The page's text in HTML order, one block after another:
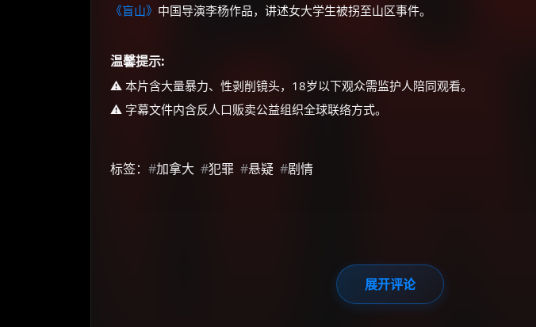
《盲山》 中国导演李杨作品，讲述女大学生被拐至山区事件。
温馨提示:
⚠️ 本片含大量暴力、性剥削镜头，18岁以下观众需监护人陪同观看。
⚠️ 字幕文件内含反人口贩卖公益组织全球联络方式。
标签： #加拿大 #犯罪 #悬疑 #剧情
展开评论